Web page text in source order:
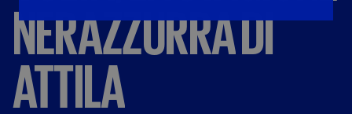
NERAZZURRADI
ATTILA